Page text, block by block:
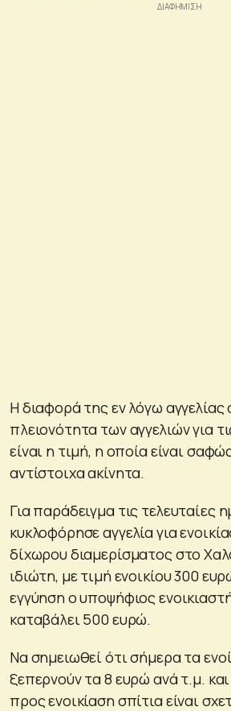
Η διαφορά της εν λόγω αγγελίας
πλειονότητα των αγγελιών για
είναι η τιμή, η οποία είναι
αντίστοιχα ακίνητα.
Για παράδειγμα τις τελευταίες
κυκλοφόρησε αγγελία για
δίχωρου διαμερίσματος στο
ιδιώτη, με τιμή ενοικίου 300
εγγύηση ο υποψήφιος
καταβάλει 500 ευρώ.
Να σημειωθεί ότι σήμερα τα
ξεπερνούν τα 8 ευρώ ανά τ.μ.
προς ενοικίαση σπίτια είναι